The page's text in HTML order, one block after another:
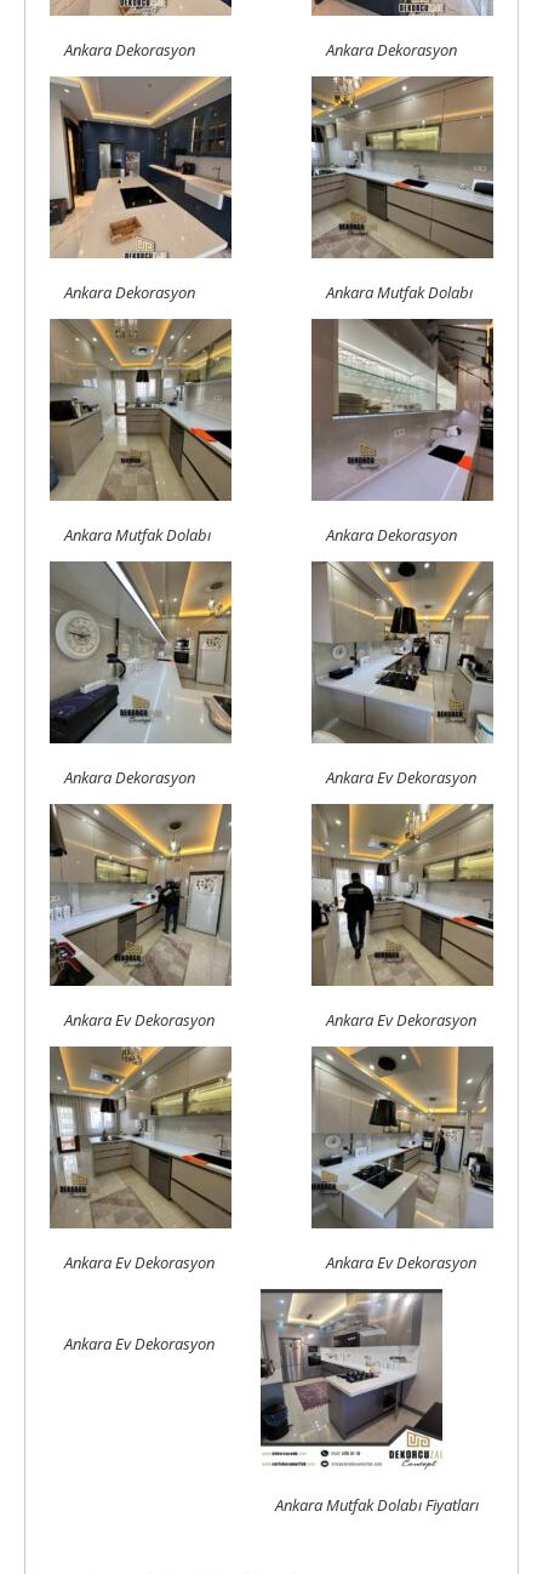
Ankara Dekorasyon Ankara Dekorasyon
Ankara Dekorasyon Ankara Mutfak Dolabı
Ankara Mutfak Dolabı Ankara Dekorasyon
Ankara Dekorasyon Ankara Ev Dekorasyon
Ankara Ev Dekorasyon Ankara Ev Dekorasyon
Ankara Ev Dekorasyon Ankara Ev Dekorasyon
Ankara Ev Dekorasyon
Ankara Mutfak Dolabı Fiyatları